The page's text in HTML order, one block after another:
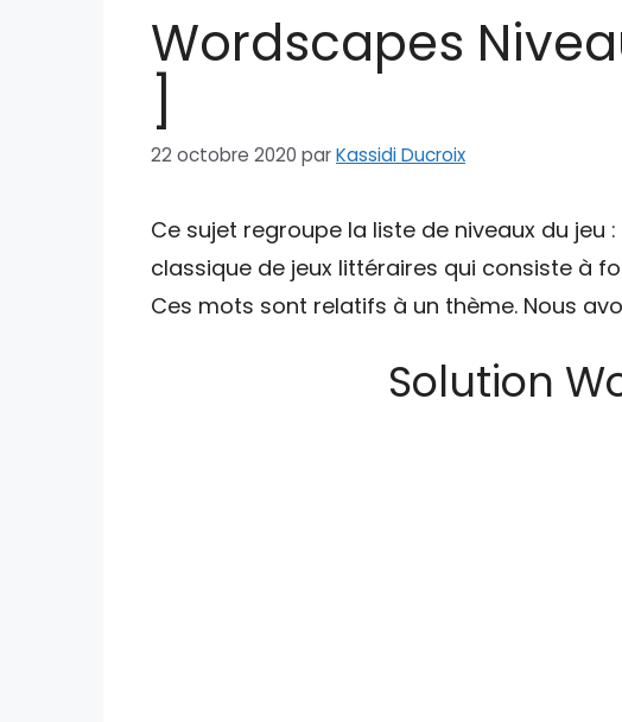
Wordscapes
22 octobre 2020 parKassidi Ducroix
Ce sujet regroupe la liste de niveaux du jeu :
classique de jeux littéraires qui consiste à
Ces mots sont relatifs à un thème. Nous
Solution